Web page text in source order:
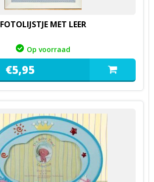
FOTOLIJSTJE MET LEER
Op voorraad
€5,95